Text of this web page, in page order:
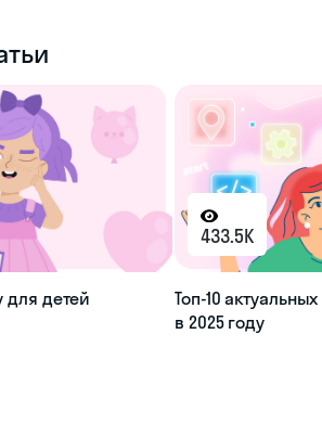
для детей
433.5K
Топ-10
в 2025 году